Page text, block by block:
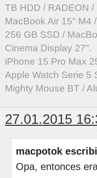
TB HDD / RADEON
MacBook Air 15" M4
256 GB SSD /
Cinema Display 27".
iPhone 15 Pro Max
Apple Watch Serie 5
Mighty Mouse BT /
27.01.2015
macpotok
Opa, entonces